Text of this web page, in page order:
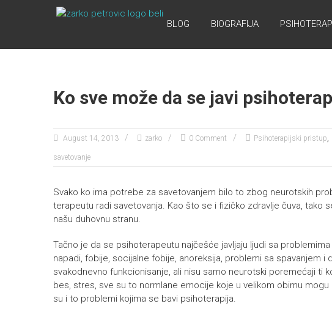
ONLINE
BLOG BIOGRAFIJA
Ko sve može da se javi
August 14, 2013 zarko 0 Comment Psihoterapijski pristup,
savetovanje
Svako ko ima potrebe za savetovanjem bilo to zbog neurotskih
terapeutu radi savetovanja. Kao što se i fizičko zdravlje čuva, tako
našu duhovnu stranu.
Tačno je da se psihoterapeutu najčešće javljaju ljudi sa
napadi, fobije, socijalne fobije, anoreksija, problemi sa spavanjem i
svakodnevno funkcionisanje, ali nisu samo neurotski poremećaji ti
bes, stres, sve su to normlane emocije koje u velikom obimu
su i to problemi kojima se bavi psihoterapija.